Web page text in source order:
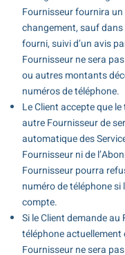
Fournisseur fournira
changement, sauf dans
fourni, suivi d’un avis
Fournisseur ne sera
ou autres montants
numéros de téléphone.
Le Client accepte que
autre Fournisseur de
automatique des
Fournisseur ni de
Fournisseur pourra
numéro de téléphone si
compte.
Si le Client demande
téléphone actuellement
Fournisseur ne sera